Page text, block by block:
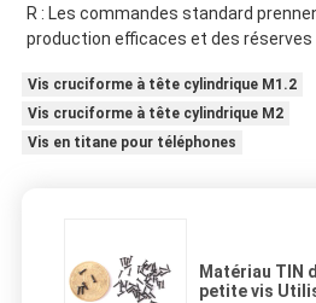
R : Les commandes standard
production efficaces et des
Vis cruciforme à tête cylindrique M1.2
Vis cruciforme à tête cylindrique M2
Vis en titane pour téléphones
Matériau TIN
petite vis